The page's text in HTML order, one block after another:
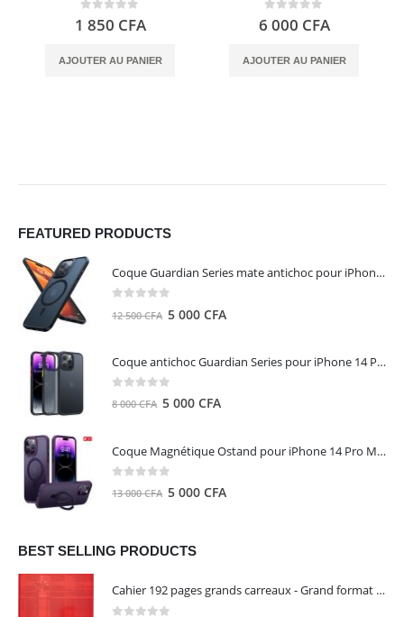
0 out of 5
1 850 CFA
AJOUTER AU PANIER
0 out of 5
6 000 CFA
AJOUTER AU PANIER
FEATURED PRODUCTS
Coque Guardian Series mate antichoc pour iPhone 15 Pro Max avec Magsafe Noir - Torras
12 500CFA Le
500 CFA.
5 000 CFA
Coque antichoc Guardian Series pour iPhone 14 Pro Max - TORRAS
out of 5
8 000CFA Le
était :
8
000 CFA.
5 000 CFALe
est :
000 CFA.
Coque Magnétique Ostand pour iPhone 14 Pro Max - Violet Foncé - TORRAS
13 000CFA Le
était :
000 CFA.
5 000 CFA
000 CFA.
BEST SELLING PRODUCTS
Cahier 192 pages grands carreaux - Grand format - Brochure dos toilé - 24x32 cm - Papier blanc 90 g - Couverture carte pelliculée couleur aléatoire - Clairefontaine